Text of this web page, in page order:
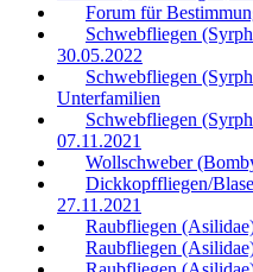
Forum für
Schwebfliegen
30.05.2022
Schwebfliegen
Unterfamilien
Schwebfliegen
07.11.2021
Wollschweber
Dickkopffliegen/
27.11.2021
Raubfliegen
Raubfliegen